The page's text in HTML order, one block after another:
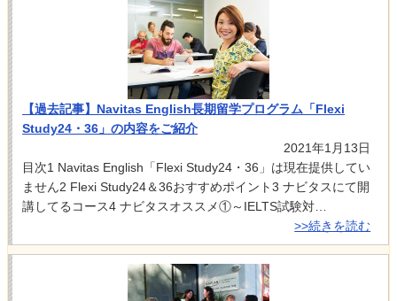
【過去記事】Navitas English長期留学プログラム「Flexi
Study24・36」の内容をご紹介
2021年1月13日
目次1 Navitas English「Flexi Study24・36」は現在提供してい
ません2 Flexi Study24＆36おすすめポイント3 ナビタスにて開
講してるコース4 ナビタスオススメ①～IELTS試験対…
>>続きを読む